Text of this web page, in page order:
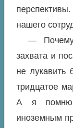
нашего
—
захвата и
не
тридцатое
А я
иноземным